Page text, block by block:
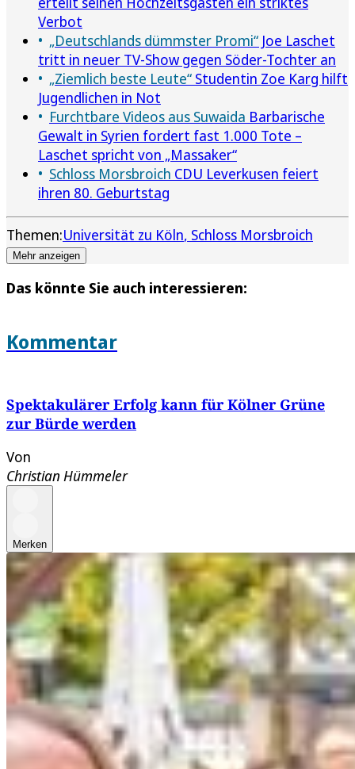
Verbot
„Deutschlands dümmster Promi“ Joe Laschet
tritt in neuer TV-Show gegen Söder-Tochter an
„Ziemlich beste Leute“ Studentin Zoe Karg hilft
Jugendlichen in Not
Furchtbare Videos aus Suwaida Barbarische
Gewalt in Syrien fordert fast 1.000 Tote –
Laschet spricht von „Massaker“
Schloss Morsbroich CDU Leverkusen feiert
ihren 80. Geburtstag
Themen:Universität zu Köln Schloss Morsbroich
Mehr anzeigen
Das könnte Sie auch interessieren:
Kommentar
Spektakulärer Erfolg kann für Kölner Grüne
zur Bürde werden
Von
Christian Hümmeler
Merken